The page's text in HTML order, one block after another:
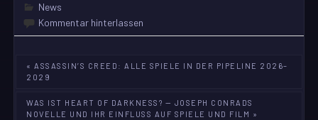
News
Kommentar hinterlassen
Beitragsnavigation
« ASSASSIN’S CREED: ALLE SPIELE IN DER PIPELINE 2026–
2029
WAS IST HEART OF DARKNESS? — JOSEPH CONRADS
NOVELLE UND IHR EINFLUSS AUF SPIELE UND FILM »